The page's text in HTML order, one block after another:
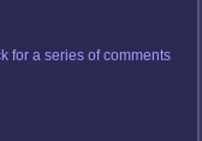
for a series of comments